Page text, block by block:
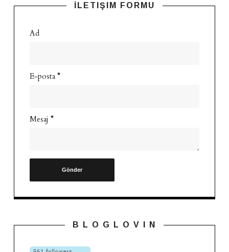
İLETIŞIM FORMU
Ad
E-posta *
Mesaj *
B L O G L O V I N